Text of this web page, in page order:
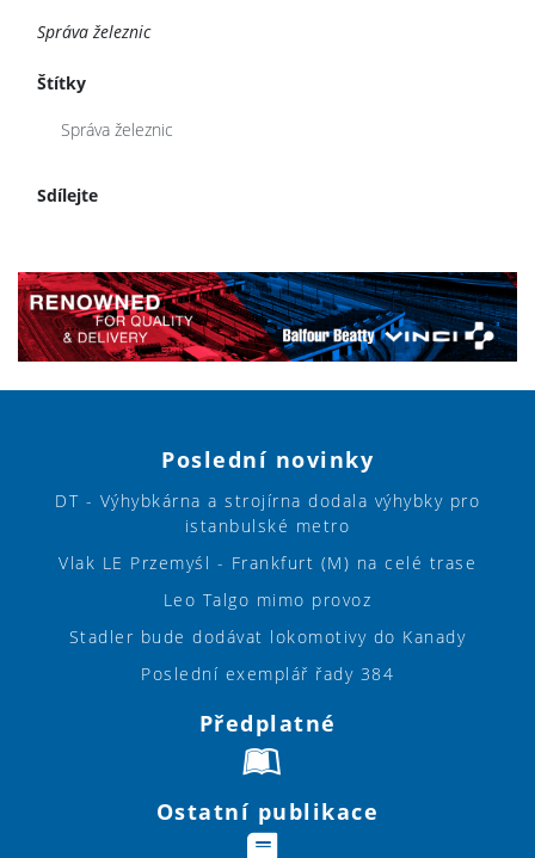
Správa železnic
Štítky
Správa železnic
Sdílejte
Poslední novinky
DT - Výhybkárna a strojírna dodala výhybky pro
istanbulské metro
Vlak LE Przemyśl - Frankfurt (M) na celé trase
Leo Talgo mimo provoz
Stadler bude dodávat lokomotivy do Kanady
Poslední exemplář řady 384
Předplatné
Ostatní publikace